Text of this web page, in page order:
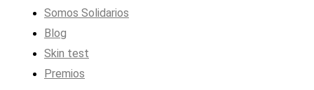
Somos Solidarios
Blog
Skin test
Premios